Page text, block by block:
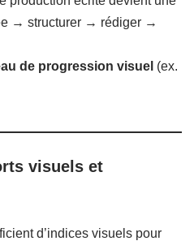
→ structurer → rédiger →
de progression visuel (ex.
visuels et
d’indices visuels pour